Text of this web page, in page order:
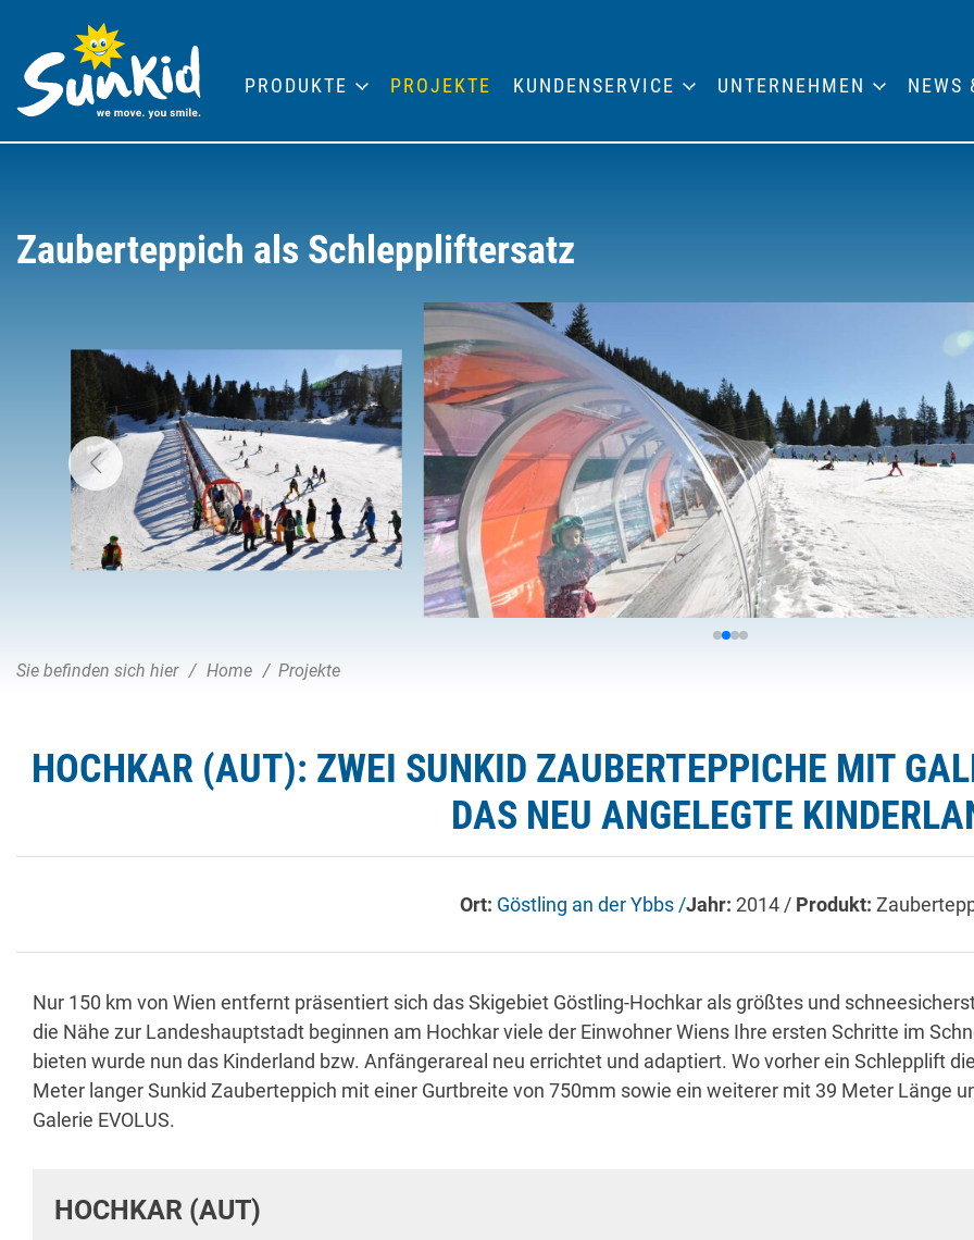
Zauberteppich als Schleppliftersatz
Sie befinden sich hier Home Projekte
HOCHKAR (AUT): ZWEI SUNKID ZAUBERTEPPICHE MIT
AS NEU ANGELEGTE
Ort: Göstling an der Ybbs /Jahr: 2014 / Produkt:
Nur 150 km von Wien entfernt präsentiert sich das Skigebiet Göstling-Hochkar als größtes und
die Nähe zur Landeshauptstadt beginnen am Hochkar viele der Einwohner Wiens Ihre ersten Schritte im
bieten wurde nun das Kinderland bzw. Anfängerareal neu errichtet und adaptiert. Wo vorher ein Schlepplift
Meter langer Sunkid Zauberteppich mit einer Gurtbreite von 750mm sowie ein weiterer mit 39 Meter Länge
Galerie EVOLUS.
HOCHKAR (AUT)
PRODUKTE PROJEKTE KUNDENSERVICE UNTERNEHMEN NEWS